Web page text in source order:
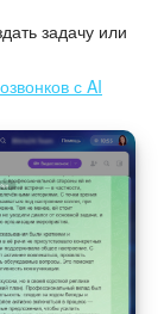
задачу или
с AI